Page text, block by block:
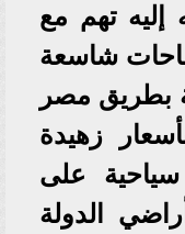
توجيه إليه تهم مع
شاسعة
بطريق مصر
زهيدة
سياحية على
الدولة